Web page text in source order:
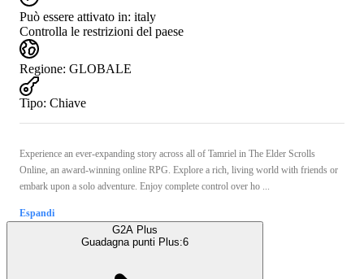
Può essere attivato in: italy
Controlla le restrizioni del paese
Regione: GLOBALE
Tipo: Chiave
Experience an ever-expanding story across all of Tamriel in The Elder Scrolls
Online, an award-winning online RPG. Explore a rich, living world with friends or
embark upon a solo adventure. Enjoy complete control over ho ...
Espandi
G2A Plus
Guadagna punti Plus:6